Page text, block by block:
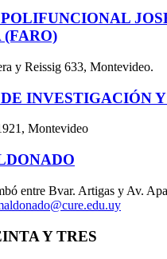
(FARO)
y Reissig 633, Montevideo.
INVESTIGACIÓN Y
Montevideo
entre Bvar. Artigas y Av.
Y TRES